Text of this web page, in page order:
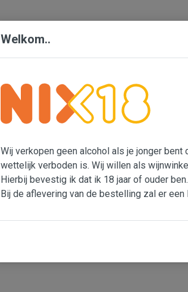
Welkom..
Wij verkopen geen alcohol als je jonger
wettelijk verboden is. Wij willen als
Hierbij bevestig ik dat ik 18 jaar of ouder ben.
Bij de aflevering van de bestelling zal er